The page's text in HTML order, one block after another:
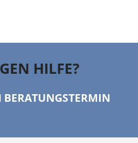
HILFE?
BERATUNGSTERMIN